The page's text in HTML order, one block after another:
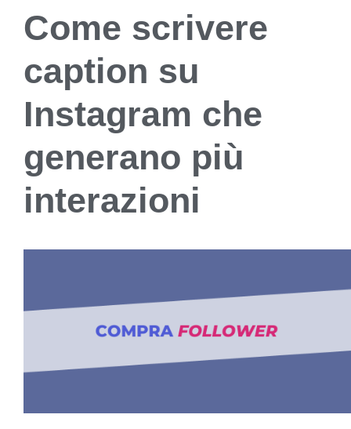
Come scrivere
caption su
Instagram che
generano più
interazioni